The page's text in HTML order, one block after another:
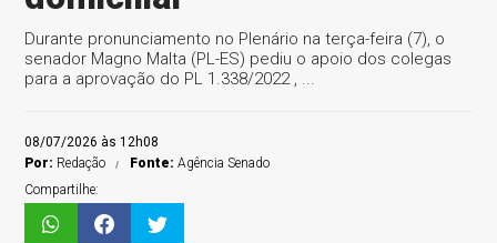
Durante pronunciamento no Plenário na terça-feira (7), o
senador Magno Malta (PL-ES) pediu o apoio dos colegas
para a aprovação do PL 1.338/2022 , ...
08/07/2026 às 12h08
Por: Redação Fonte:Agência Senado
Compartilhe: